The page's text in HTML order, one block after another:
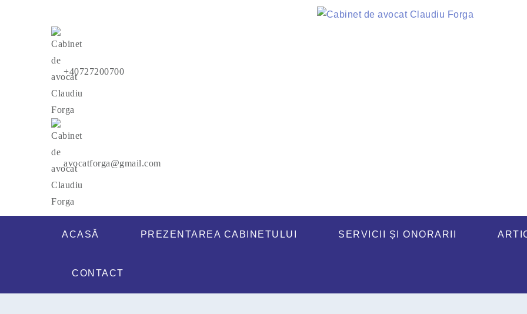
+40727200700
avocatforga@gmail.com
ACASĂ PREZENTAREA CABINETULUI SERVICII ȘI ONORARII
CONTACT